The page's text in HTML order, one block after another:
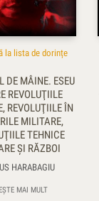
la lista de dorințe
DE MÂINE. ESEU
REVOLUŢIILE
REVOLUŢIILE ÎN
MILITARE,
TEHNICE
ŞI RĂZBOI
HARABAGIU
MAI MULT